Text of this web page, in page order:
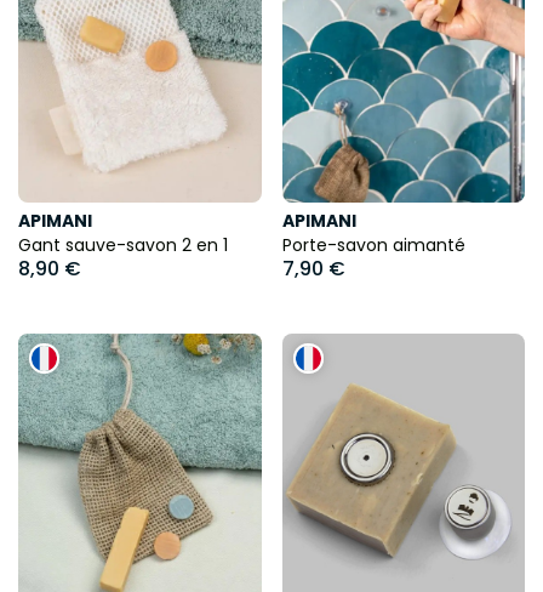
APIMANI
Gant sauve-savon 2 en 1
8,90 €
APIMANI
Porte-savon aimanté
7,90 €